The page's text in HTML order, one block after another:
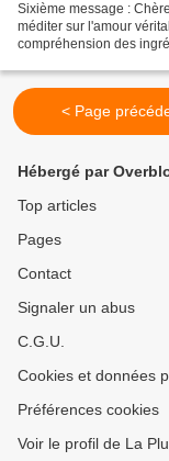
Sixième message :
méditer sur l'amour
compréhension des
< Page
Hébergé par
Top articles
Pages
Contact
Signaler un abus
C.G.U.
Cookies et données
Préférences cookies
Voir le profil de La